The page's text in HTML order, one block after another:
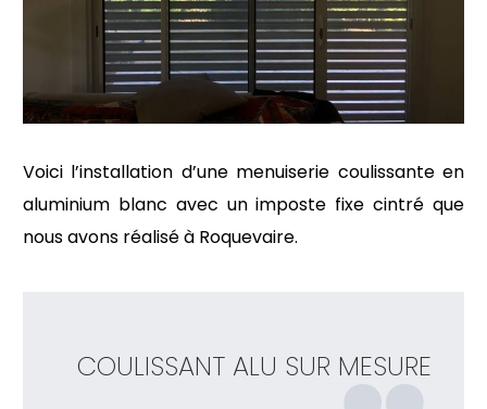
Voici l’installation d’une menuiserie coulissante en
aluminium blanc avec un imposte fixe cintré que
nous avons réalisé à Roquevaire.
COULISSANT ALU SUR MESURE